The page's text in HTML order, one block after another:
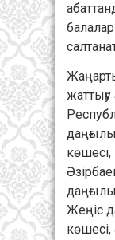
Жеңіс